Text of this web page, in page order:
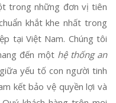
trong những đơn vị tiên
khắt khe nhất trong
tại Việt Nam. Chúng tôi
đến một hệ thống an
yếu tố con người tinh
kết bảo vệ quyền lợi và